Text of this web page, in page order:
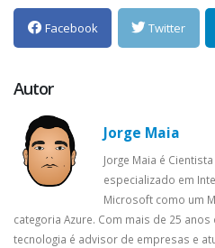
Facebook Twitter
Autor
Jorge Maia
Jorge Maia é
especializado em
Microsoft como um
categoria Azure. Com mais de 25
tecnologia é advisor de empresas e